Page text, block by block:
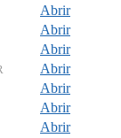
Abrir
Abrir
Abrir
Abrir
Abrir
Abrir
Abrir